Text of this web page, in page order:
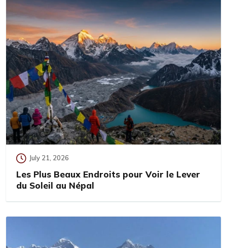
July 21, 2026
Les Plus Beaux Endroits pour Voir le Lever
du Soleil au Népal